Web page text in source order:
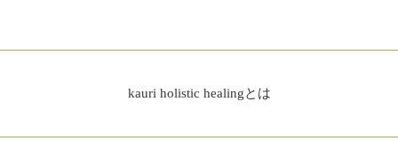
kauri holistic healingとは